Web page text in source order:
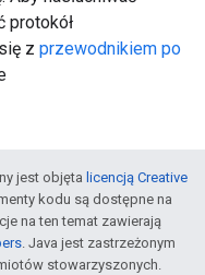
protokół
z przewodnikiem po
jest objęta licencją Creative
kodu są dostępne na
na ten temat zawierają
. Java jest zastrzeżonym
stowarzyszonych.